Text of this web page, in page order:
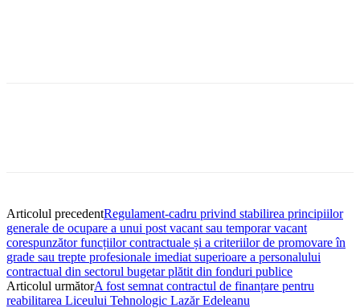
Articolul precedentRegulament-cadru privind stabilirea principiilor
generale de ocupare a unui post vacant sau temporar vacant
corespunzător funcțiilor contractuale și a criteriilor de promovare în
grade sau trepte profesionale imediat superioare a personalului
contractual din sectorul bugetar plătit din fonduri publice
Articolul următorA fost semnat contractul de finanțare pentru
reabilitarea Liceului Tehnologic Lazăr Edeleanu